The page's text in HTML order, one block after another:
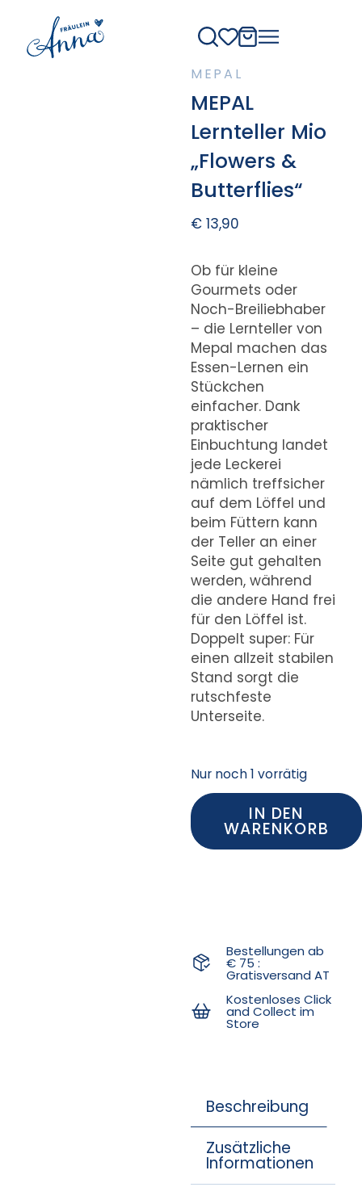
MEPAL
MEPAL
Lernteller Mio
„Flowers &
Butterflies“
€13,90
Ob für kleine
Gourmets oder
Noch-Breiliebhaber
– die Lernteller von
Mepal machen das
Essen-Lernen ein
Stückchen
einfacher. Dank
praktischer
Einbuchtung landet
jede Leckerei
nämlich treffsicher
auf dem Löffel und
beim Füttern kann
der Teller an einer
Seite gut gehalten
werden, während
die andere Hand frei
für den Löffel ist.
Doppelt super: Für
einen allzeit stabilen
Stand sorgt die
rutschfeste
Unterseite.
Nur noch 1 vorrätig
IN DEN
WARENKORB
Bestellungen ab
€ 75 :
Gratisversand AT
Kostenloses Click
and Collect im
Store
Beschreibung
Zusätzliche
Informationen